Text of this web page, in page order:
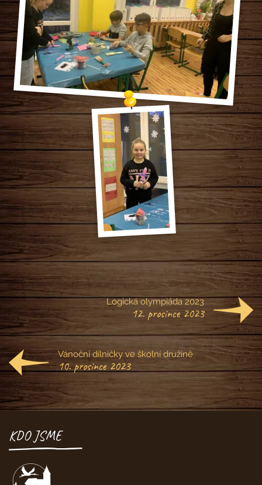
Logická olympiáda 2023
12. prosince 2023
Vánoční dílničky ve školní družině
10. prosince 2023
KDO JSME